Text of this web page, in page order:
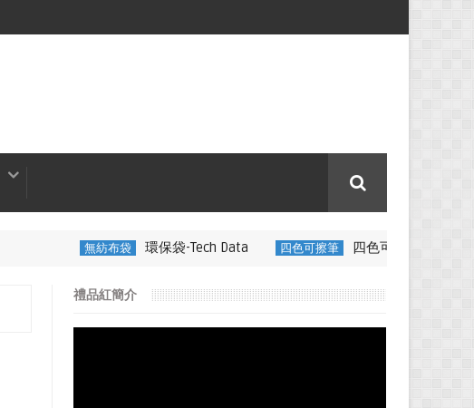
環保袋-Tech Data 四色可擦筆 四色可擦筆-百通電纜
禮品紅簡介